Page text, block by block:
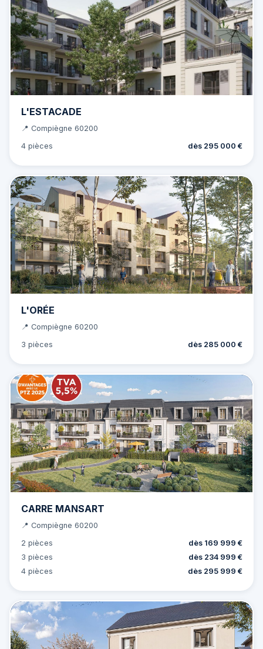
L'ESTACADE
📍 Compiègne 60200
4 pièces
dès 295 000 €
L'ORÉE
📍 Compiègne 60200
3 pièces
dès 285 000 €
CARRE MANSART
📍 Compiègne 60200
2 pièces
dès 169 999 €
3 pièces
dès 234 999 €
4 pièces
dès 295 999 €